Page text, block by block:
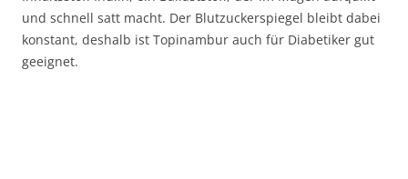
und schnell satt macht. Der Blutzuckerspiegel bleibt dabei
konstant, deshalb ist Topinambur auch für Diabetiker gut
geeignet.